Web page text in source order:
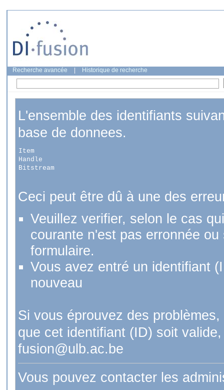
Recherche avancée Historique de recherche
L'ensemble des identifiants
base de donnees.
Item
Handle
Bitstream
Ceci peut être dû à une des
Veuillez verifier, selon le cas
courante n'est pas erronnée
formulaire.
Vous avez entré un identifiant
nouveau
Si vous éprouvez des
que cet identifiant (ID) soit
fusion@ulb.ac.be
Vous pouvez contacter les